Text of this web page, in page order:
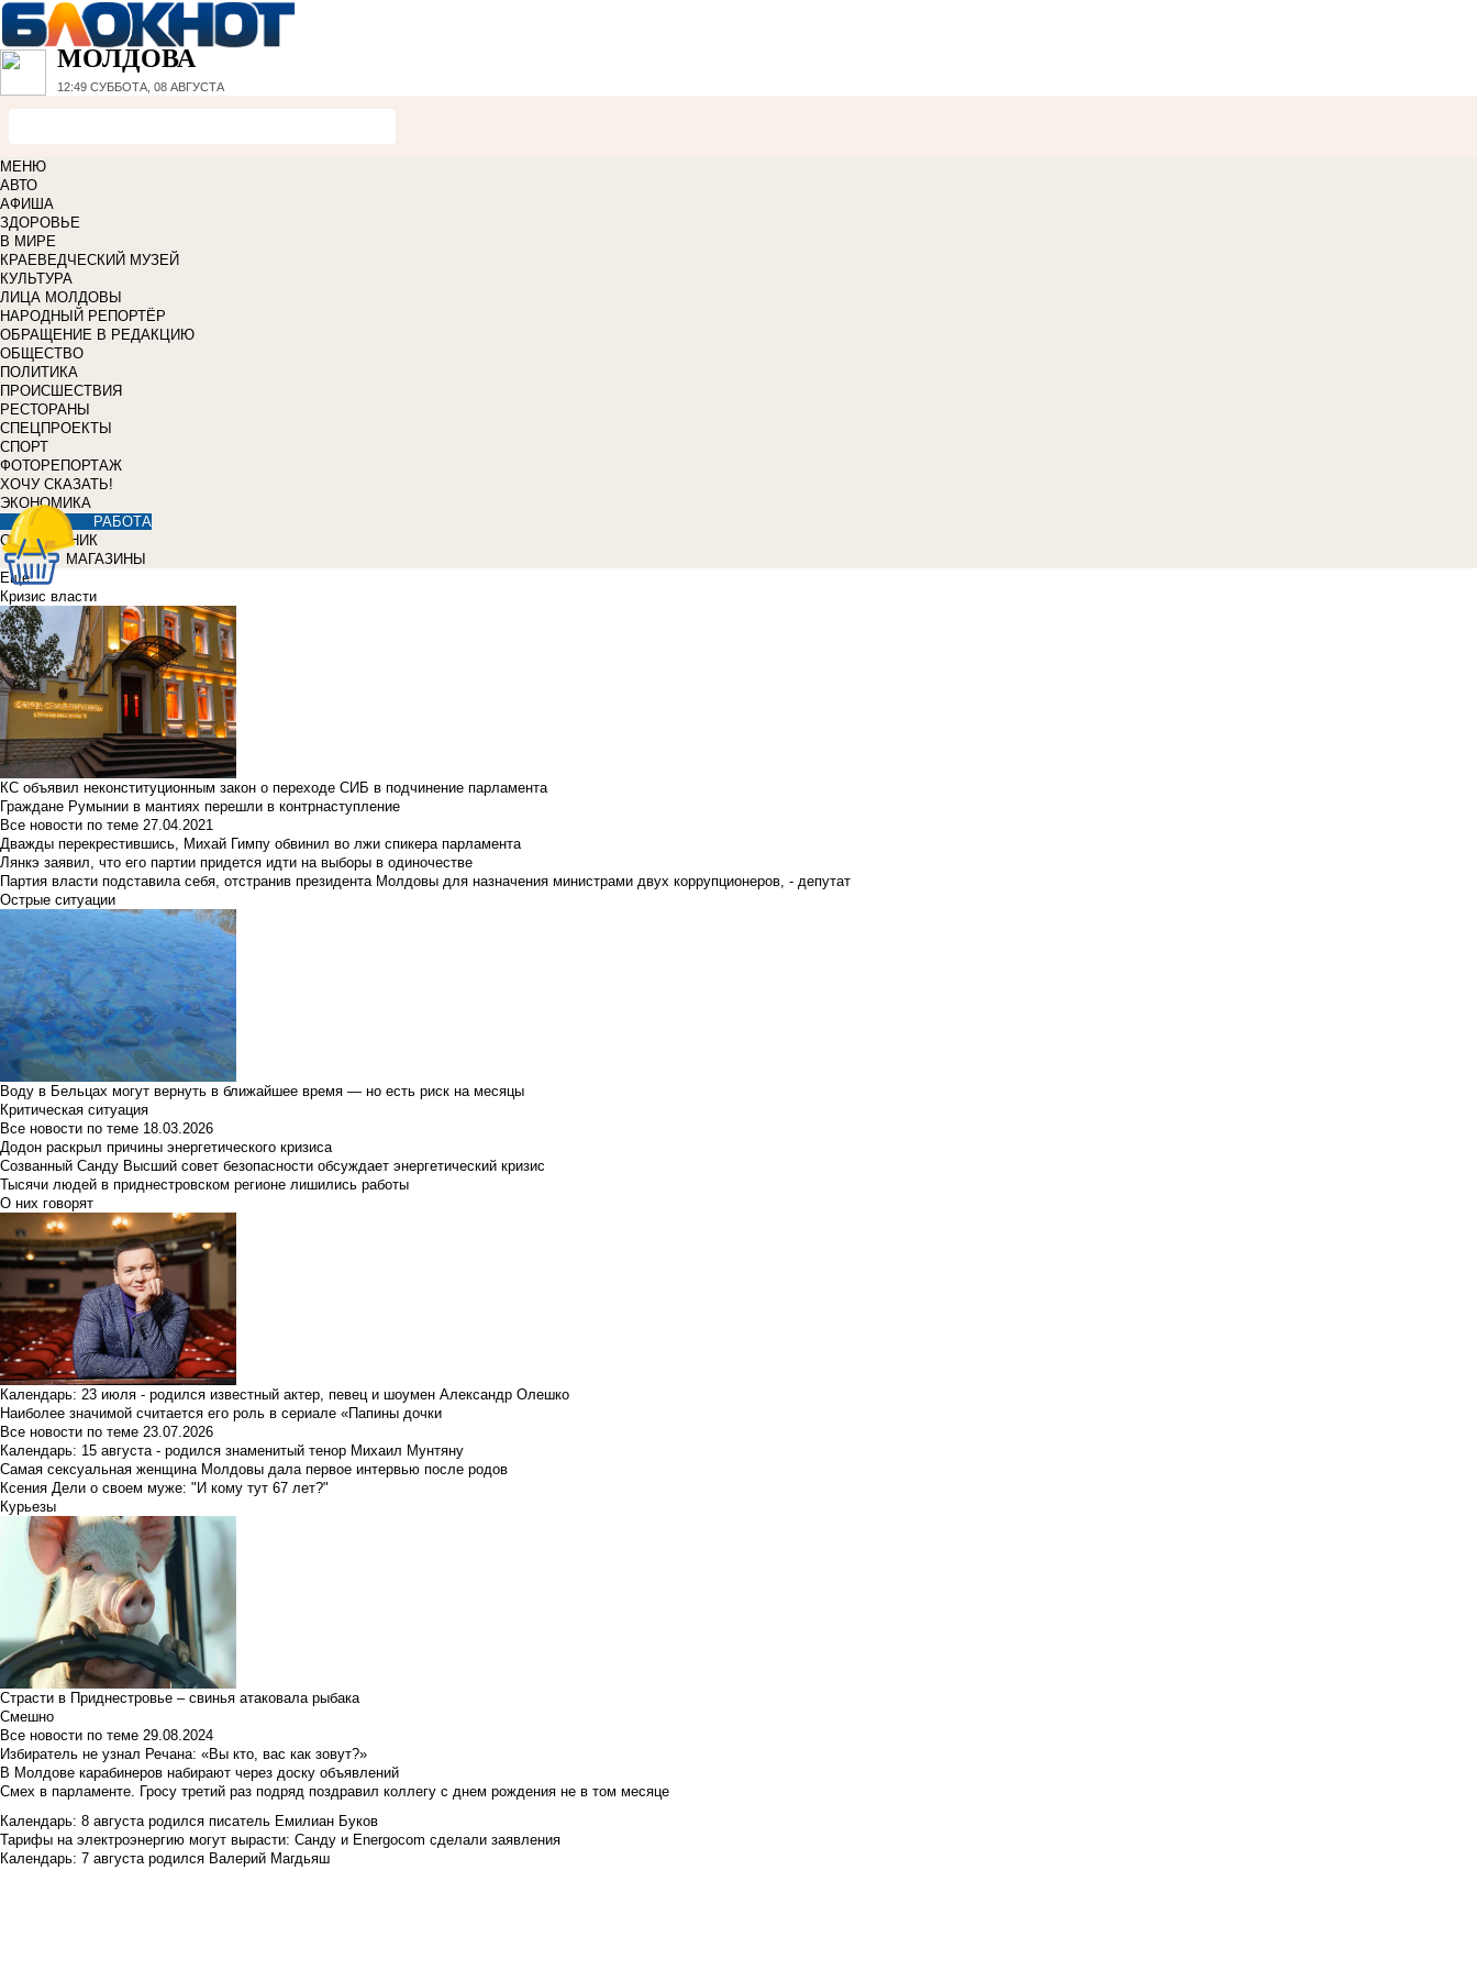
МОЛДОВА
12:49 СУББОТА, 08 АВГУСТА
МЕНЮ
АВТО
АФИША
ЗДОРОВЬЕ
В МИРЕ
КРАЕВЕДЧЕСКИЙ МУЗЕЙ
КУЛЬТУРА
ЛИЦА МОЛДОВЫ
НАРОДНЫЙ РЕПОРТЁР
ОБРАЩЕНИЕ В РЕДАКЦИЮ
ОБЩЕСТВО
ПОЛИТИКА
ПРОИСШЕСТВИЯ
РЕСТОРАНЫ
СПЕЦПРОЕКТЫ
СПОРТ
ФОТОРЕПОРТАЖ
ХОЧУ СКАЗАТЬ!
ЭКОНОМИКА
РАБОТА
СПРАВОЧНИК
МАГАЗИНЫ
Еще
Кризис власти
КС объявил неконституционным закон о переходе СИБ в подчинение парламента
Граждане Румынии в мантиях перешли в контрнаступление
Все новости по теме 27.04.2021
Дважды перекрестившись, Михай Гимпу обвинил во лжи спикера парламента
Лянкэ заявил, что его партии придется идти на выборы в одиночестве
Партия власти подставила себя, отстранив президента Молдовы для назначения министрами двух коррупционеров, - депутат
Острые ситуации
Воду в Бельцах могут вернуть в ближайшее время — но есть риск на месяцы
Критическая ситуация
Все новости по теме 18.03.2026
Додон раскрыл причины энергетического кризиса
Созванный Санду Высший совет безопасности обсуждает энергетический кризис
Тысячи людей в приднестровском регионе лишились работы
О них говорят
Календарь: 23 июля - родился известный актер, певец и шоумен Александр Олешко
Наиболее значимой считается его роль в сериале «Папины дочки
Все новости по теме 23.07.2026
Календарь: 15 августа - родился знаменитый тенор Михаил Мунтяну
Самая сексуальная женщина Молдовы дала первое интервью после родов
Ксения Дели о своем муже: "И кому тут 67 лет?"
Курьезы
Страсти в Приднестровье – свинья атаковала рыбака
Смешно
Все новости по теме 29.08.2024
Избиратель не узнал Речана: «Вы кто, вас как зовут?»
В Молдове карабинеров набирают через доску объявлений
Смех в парламенте. Гросу третий раз подряд поздравил коллегу с днем рождения не в том месяце
Календарь: 8 августа родился писатель Емилиан Буков
Тарифы на электроэнергию могут вырасти: Санду и Energocom сделали заявления
Календарь: 7 августа родился Валерий Магдьяш